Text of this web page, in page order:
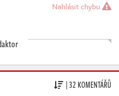
Nahlásit chybu
| 32 KOMENTÁŘŮ